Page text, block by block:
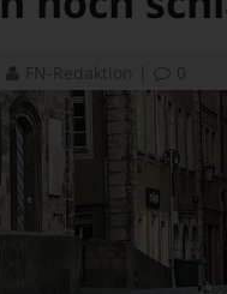
FN-Redaktion
0